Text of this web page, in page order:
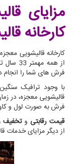
مزایای
کارخانه
کارخانه قالیشویی
از
فرش های شما را انجام
با وجود ترافیک
قالیشویی معجزه، در
فرش به صورت لول و
قیمت رقابتی وتخفیف
از دیگر مزایای خدمات